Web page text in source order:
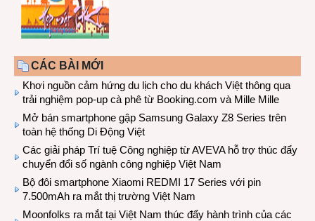
CÁC BÀI MỚI
Khơi nguồn cảm hứng du lịch cho du khách Việt thông qua
trải nghiệm pop-up cà phê từ Booking.com và Mille Mille
Mở bán smartphone gập Samsung Galaxy Z8 Series trên
toàn hệ thống Di Động Việt
Các giải pháp Trí tuệ Công nghiệp từ AVEVA hỗ trợ thúc đẩy
chuyển đổi số ngành công nghiệp Việt Nam
Bộ đôi smartphone Xiaomi REDMI 17 Series với pin
7.500mAh ra mắt thị trường Việt Nam
Moonfolks ra mắt tại Việt Nam thúc đẩy hành trình của các